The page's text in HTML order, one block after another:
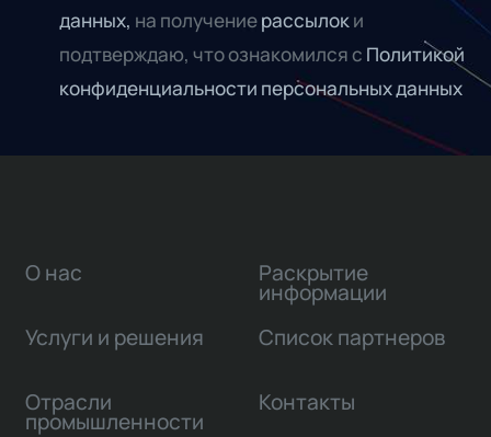
данных, на получениерассылок и
подтверждаю, что ознакомился с Политикой
конфиденциальности персональных данных
О нас
Услуги и решения
Отрасли
промышленности
Раскрытие
информации
Список партнеров
Контакты